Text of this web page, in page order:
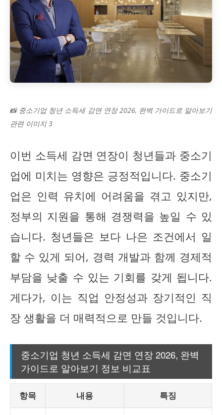
📸 중소기업 청년 소득세 감면 연장 2026, 완벽 가이드로 알아보기
관련 이미지 3
이번 소득세 감면 연장이 청년들과 중소기
업에 미치는 영향은 긍정적입니다. 중소기
업은 인력 유치에 어려움을 겪고 있지만,
정부의 지원을 통해 경쟁력을 높일 수 있
습니다. 청년들은 보다 나은 조건에서 일
할 수 있게 되어, 경력 개발과 함께 경제적
부담을 낮출 수 있는 기회를 갖게 됩니다.
게다가, 이는 직업 안정성과 장기적인 직
장 생활을 더 매력적으로 만들 것입니다.
중소기업 청년 소득세 감면 연장 2026, 완벽
가이드로 알아보기 정보 비교표
항목 내용 특징